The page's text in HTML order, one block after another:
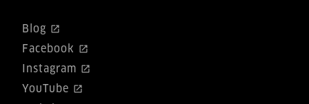
Blog
Facebook
Instagram
YouTube